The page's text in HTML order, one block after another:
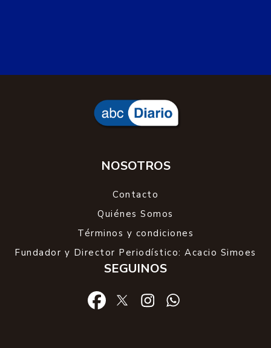
NOSOTROS
Contacto
Quiénes Somos
Términos y condiciones
Fundador y Director Periodístico: Acacio Simoes
SEGUINOS